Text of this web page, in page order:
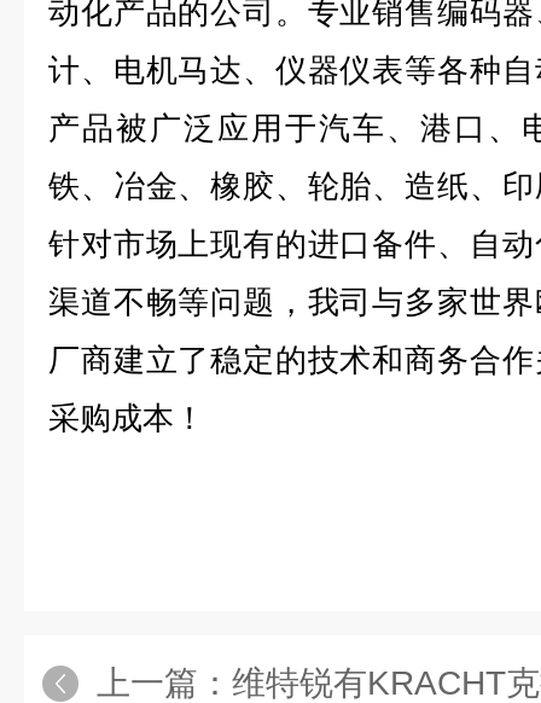
动化产品的公司。专业销售编码
计、电机马达、仪器仪表等各种
产品被广泛应用于汽车、港口、
铁、冶金、橡胶、轮胎、造纸、
针对市场上现有的进口备件、自
渠道不畅等问题，我司与多家世
厂商建立了稳定的技术和商务合
采购成本！
上一篇： 维特锐有KRACHT